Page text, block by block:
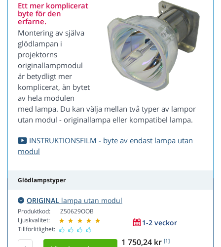
Ett mer komplicerat
byte för den
erfarne.
Montering av själva
glödlampan i
projektorns
originallampmodul
är betydligt mer
komplicerat, än bytet
av hela modulen
med lampa. Du kan välja mellan två typer av lampor
utan modul - originallampa eller kompatibel lampa.
INSTRUKTIONSFILM - byte av endast lampa utan
modul
Glödlampstyper
ORIGINAL lampa utan modul
Produktkod:
Ljuskvalitet:
Tillförlitlighet:
Z50629OOB
1-2 veckor
1 750,24 kr [1]